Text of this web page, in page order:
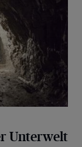
Unterwelt